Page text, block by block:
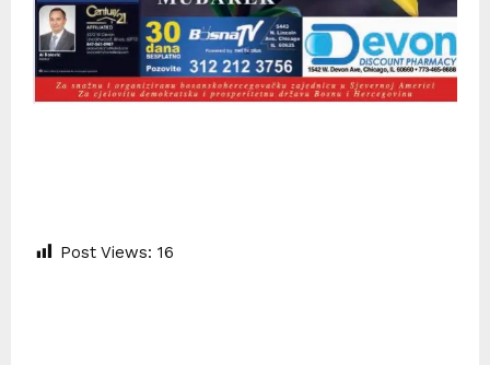
Post Views: 16